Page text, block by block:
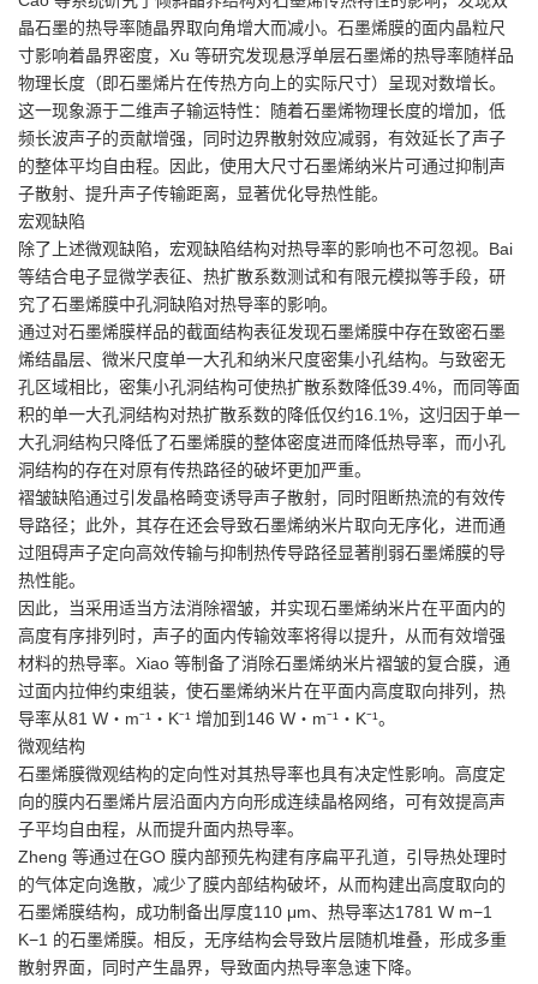
晶石墨的热导率随晶界取向角增大而减小。石墨烯膜的面内晶粒尺
寸影响着晶界密度，Xu 等研究发现悬浮单层石墨烯的热导率随样品
物理长度（即石墨烯片在传热方向上的实际尺寸）呈现对数增长。
这一现象源于二维声子输运特性：随着石墨烯物理长度的增加，低
频长波声子的贡献增强，同时边界散射效应减弱，有效延长了声子
的整体平均自由程。因此，使用大尺寸石墨烯纳米片可通过抑制声
子散射、提升声子传输距离，显著优化导热性能。
宏观缺陷
除了上述微观缺陷，宏观缺陷结构对热导率的影响也不可忽视。Bai
等结合电子显微学表征、热扩散系数测试和有限元模拟等手段，研
究了石墨烯膜中孔洞缺陷对热导率的影响。
通过对石墨烯膜样品的截面结构表征发现石墨烯膜中存在致密石墨
烯结晶层、微米尺度单一大孔和纳米尺度密集小孔结构。与致密无
孔区域相比，密集小孔洞结构可使热扩散系数降低39.4%，而同等面
积的单一大孔洞结构对热扩散系数的降低仅约16.1%，这归因于单一
大孔洞结构只降低了石墨烯膜的整体密度进而降低热导率，而小孔
洞结构的存在对原有传热路径的破坏更加严重。
褶皱缺陷通过引发晶格畸变诱导声子散射，同时阻断热流的有效传
导路径；此外，其存在还会导致石墨烯纳米片取向无序化，进而通
过阻碍声子定向高效传输与抑制热传导路径显著削弱石墨烯膜的导
热性能。
因此，当采用适当方法消除褶皱，并实现石墨烯纳米片在平面内的
高度有序排列时，声子的面内传输效率将得以提升，从而有效增强
材料的热导率。Xiao 等制备了消除石墨烯纳米片褶皱的复合膜，通
过面内拉伸约束组装，使石墨烯纳米片在平面内高度取向排列，热
导率从81 W・m⁻¹・K⁻¹ 增加到146 W・m⁻¹・K⁻¹。
微观结构
石墨烯膜微观结构的定向性对其热导率也具有决定性影响。高度定
向的膜内石墨烯片层沿面内方向形成连续晶格网络，可有效提高声
子平均自由程，从而提升面内热导率。
Zheng 等通过在GO 膜内部预先构建有序扁平孔道，引导热处理时
的气体定向逸散，减少了膜内部结构破坏，从而构建出高度取向的
石墨烯膜结构，成功制备出厚度110 μm、热导率达1781 W m−1
K−1 的石墨烯膜。相反，无序结构会导致片层随机堆叠，形成多重
散射界面，同时产生晶界，导致面内热导率急速下降。